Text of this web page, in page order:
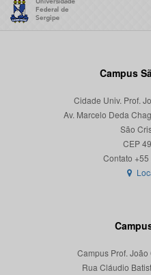
Campus
Cidade Univ. Prof.
Av. Marcelo Deda
São
CEP
Campus Prof.
Rua Cláudio